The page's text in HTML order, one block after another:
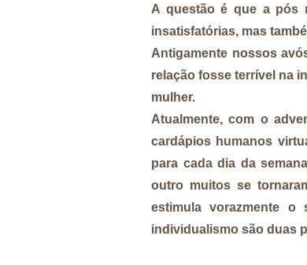
A questão é que a pós
insatisfatórias, mas
Antigamente nossos
relação fosse terrível na
mulher.
Atualmente, com o
cardápios humanos
para cada dia da
outro muitos se
estimula vorazmente o
individualismo são duas